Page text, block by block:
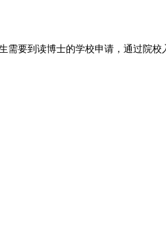
要到读博士的学校申请，通过院